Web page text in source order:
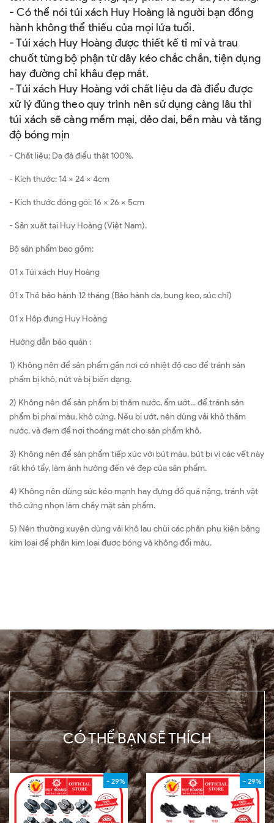
- Có thể nói túi xách Huy Hoàng là người bạn đồng
hành không thể thiếu của mọi lứa tuổi.
- Túi xách Huy Hoàng được thiết kế tỉ mỉ và trau
chuốt từng bộ phận từ dây kéo chắc chắn, tiện dụng
hay đường chỉ khâu đẹp mắt.
- Túi xách Huy Hoàng với chất liệu da đà điểu được
xử lý đúng theo quy trình nên sử dụng càng lâu thì
túi xách sẽ càng mềm mại, dẻo dai, bền màu và tăng
độ bóng mịn
- Chất liệu: Da đà điểu thật 100%.
- Kích thước: 14 x 24 x 4cm
- Kích thước đóng gói: 16 x 26 x 5cm
- Sản xuất tại Huy Hoàng (Việt Nam).
Bộ sản phẩm bao gồm:
01 x Túi xách Huy Hoàng
01 x Thẻ bảo hành 12 tháng (Bảo hành da, bung keo, súc chỉ)
01 x Hộp đựng Huy Hoàng
Hướng dẫn bảo quản :
1) Không nên để sản phẩm gần nơi có nhiệt độ cao để tránh sản
phẩm bị khô, nứt và bị biến dạng.
2) Không nên để sản phẩm bị thấm nước, ẩm ướt... để tránh sản
phẩm bị phai màu, khô cứng. Nếu bị ướt, nên dùng vải khô thấm
nước, và đem để nơi thoáng mát cho sản phẩm khô.
3) Không nên để sản phẩm tiếp xúc với bút màu, bút bi vì các vết này
rất khó tẩy, làm ảnh hưởng đến vẻ đẹp của sản phẩm.
4) Không nên dùng sức kéo mạnh hay đựng đồ quá nặng, tránh vật
thô cứng nhọn làm chầy mặt sản phẩm.
5) Nên thường xuyên dùng vải khô lau chùi các phần phụ kiện bằng
kim loại để phần kim loại được bóng và không đổi màu.
CÓ THỂ BẠN SẼ THÍCH
- 29% - 29%